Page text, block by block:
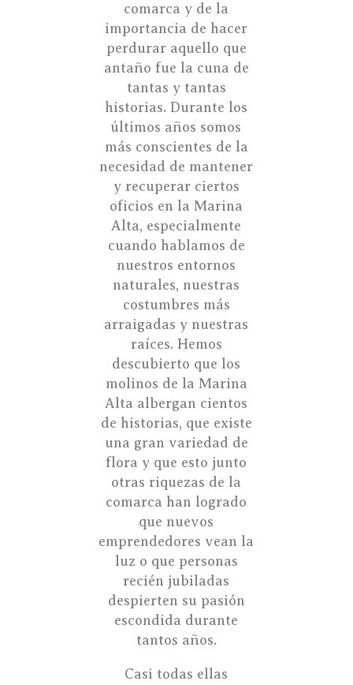
comarca y de la
importancia de hacer
perdurar aquello que
antaño fue la cuna de
tantas y tantas
historias. Durante los
últimos años somos
más conscientes de la
necesidad de mantener
y recuperar ciertos
oficios en la Marina
Alta, especialmente
cuando hablamos de
nuestros entornos
naturales, nuestras
costumbres más
arraigadas y nuestras
raíces. Hemos
descubierto que los
molinos de la Marina
Alta albergan cientos
de historias, que existe
una gran variedad de
flora y que esto junto
otras riquezas de la
comarca han logrado
que nuevos
emprendedores vean la
luz o que personas
recién jubiladas
despierten su pasión
escondida durante
tantos años.
Casi todas ellas